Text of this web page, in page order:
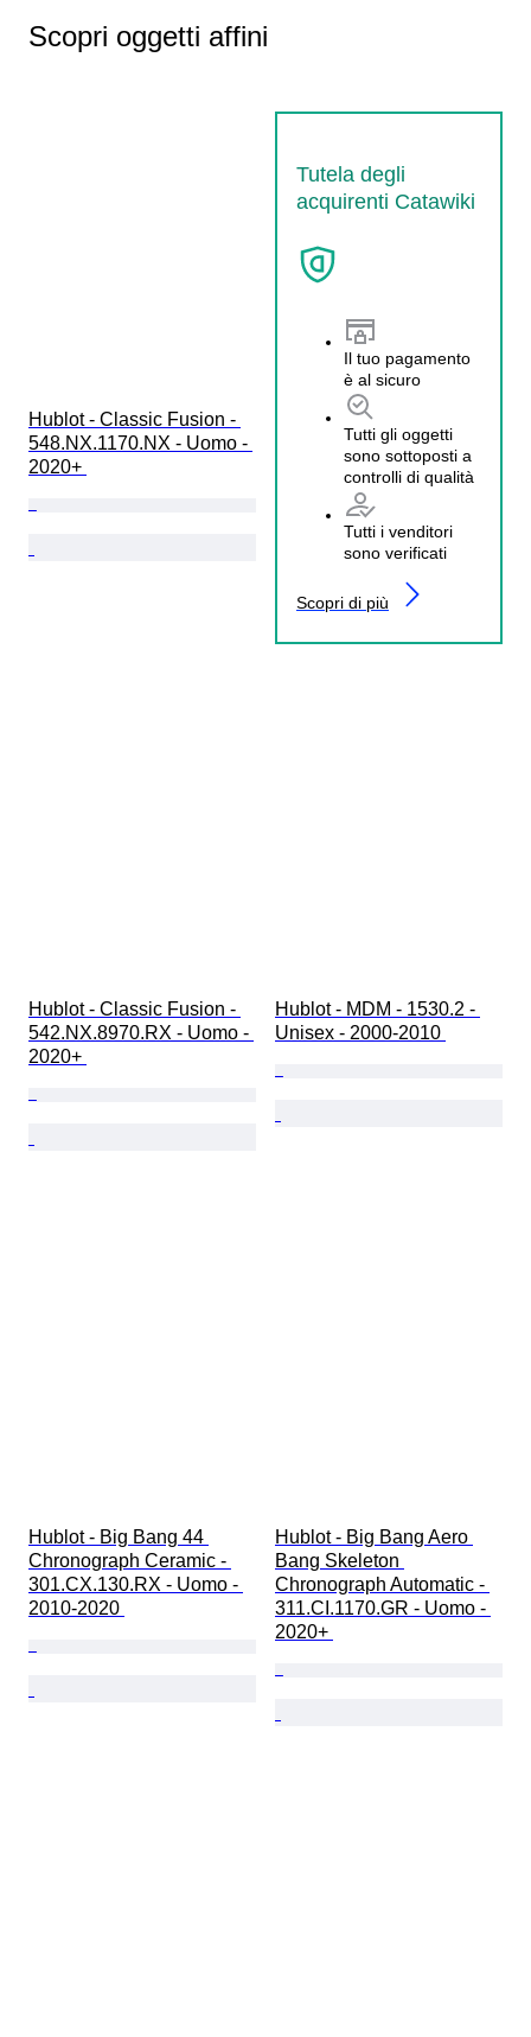
Scopri oggetti affini
Tutela degli
acquirenti Catawiki
Il tuo pagamento
è al sicuro
Tutti gli oggetti
sono sottoposti a
controlli di qualità
Tutti i venditori
sono verificati
Scopri di più
Hublot - Classic Fusion -
548.NX.1170.NX - Uomo -
2020+
Hublot - Classic Fusion -
542.NX.8970.RX - Uomo -
2020+
Hublot - MDM - 1530.2 -
Unisex - 2000-2010
Hublot - Big Bang 44
Chronograph Ceramic -
301.CX.130.RX - Uomo -
2010-2020
Hublot - Big Bang Aero
Bang Skeleton
Chronograph Automatic -
311.CI.1170.GR - Uomo -
2020+